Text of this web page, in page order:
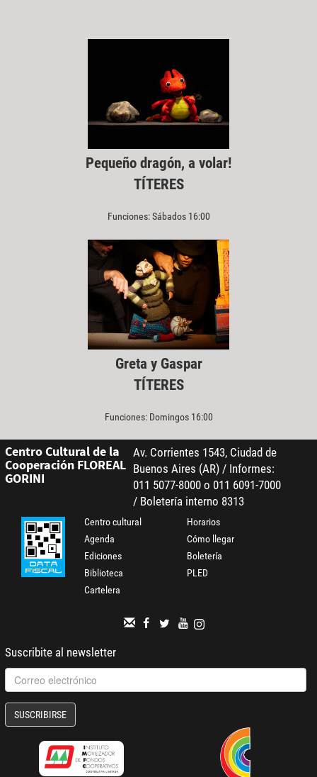
Pequeño dragón, a volar!
TÍTERES
Funciones: Sábados 16:00
Greta y Gaspar
TÍTERES
Funciones: Domingos 16:00
Centro Cultural de la
Cooperación FLOREAL
GORINI
Av. Corrientes 1543, Ciudad de
Buenos Aires (AR) / Informes:
011 5077-8000 o 011 6091-7000
/ Boletería interno 8313
Centro cultural
Agenda
Ediciones
Biblioteca
Cartelera
Horarios
Cómo llegar
Boletería
PLED
Suscribite al newsletter
SUSCRIBIRSE